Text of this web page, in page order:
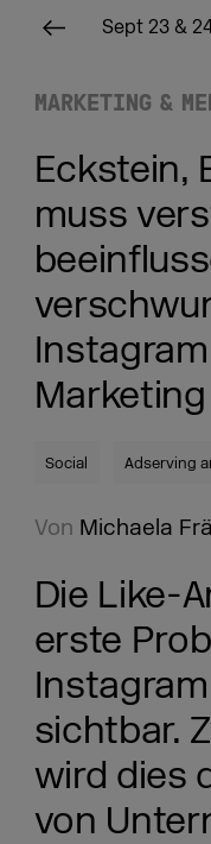
Sept 23 &
MARKETING &
Eckstein,
muss
Marketing
Social Adserving
Von Michaela
Die Like-
erste
sichtbar.
wird dies
von